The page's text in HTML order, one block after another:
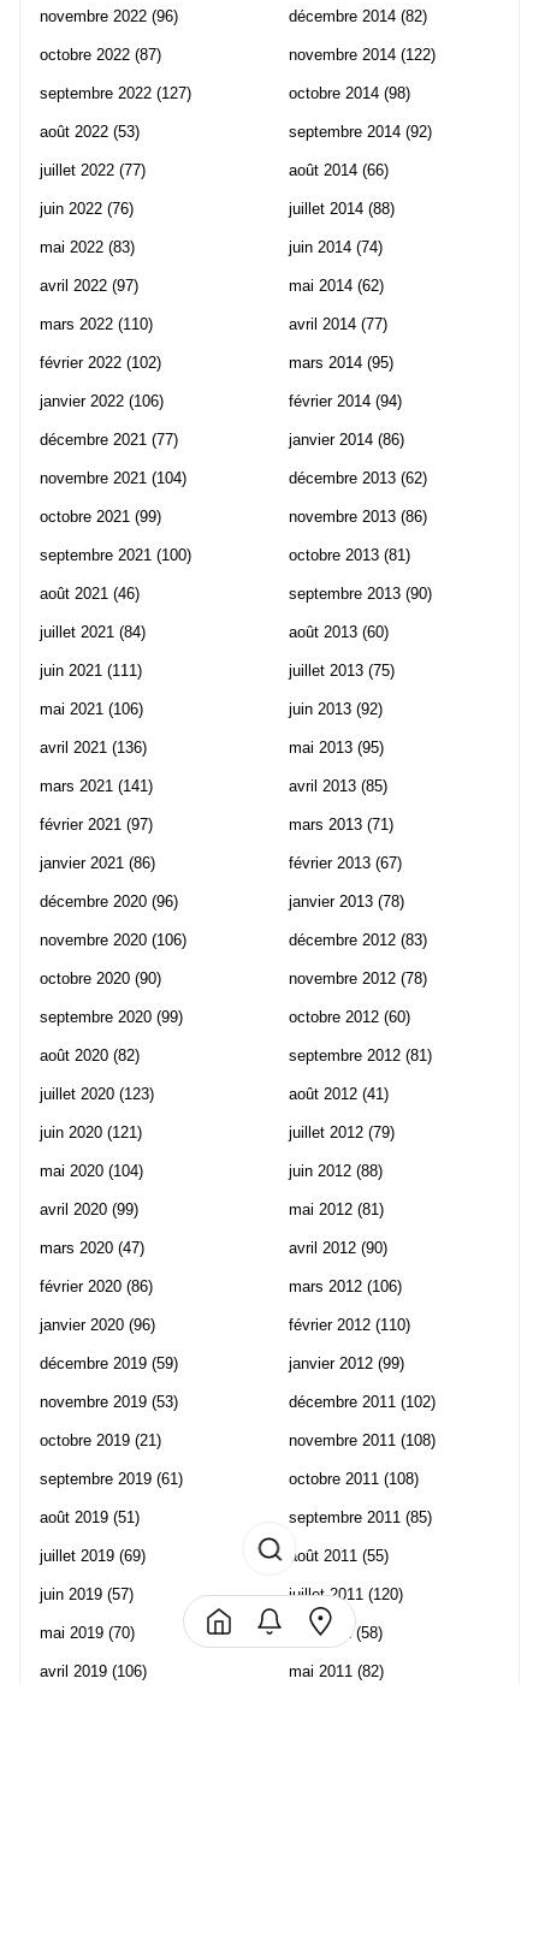
novembre 2022 (96)
octobre 2022 (87)
septembre 2022 (127)
août 2022 (53)
juillet 2022 (77)
juin 2022 (76)
mai 2022 (83)
avril 2022 (97)
mars 2022 (110)
février 2022 (102)
janvier 2022 (106)
décembre 2021 (77)
novembre 2021 (104)
octobre 2021 (99)
septembre 2021 (100)
août 2021 (46)
juillet 2021 (84)
juin 2021 (111)
mai 2021 (106)
avril 2021 (136)
mars 2021 (141)
février 2021 (97)
janvier 2021 (86)
décembre 2020 (96)
novembre 2020 (106)
octobre 2020 (90)
septembre 2020 (99)
août 2020 (82)
juillet 2020 (123)
juin 2020 (121)
mai 2020 (104)
avril 2020 (99)
mars 2020 (47)
février 2020 (86)
janvier 2020 (96)
décembre 2019 (59)
novembre 2019 (53)
octobre 2019 (21)
septembre 2019 (61)
août 2019 (51)
juillet 2019 (69)
juin 2019 (57)
mai 2019 (70)
avril 2019 (106)
décembre 2014 (82)
novembre 2014 (122)
octobre 2014 (98)
septembre 2014 (92)
août 2014 (66)
juillet 2014 (88)
juin 2014 (74)
mai 2014 (62)
avril 2014 (77)
mars 2014 (95)
février 2014 (94)
janvier 2014 (86)
décembre 2013 (62)
novembre 2013 (86)
octobre 2013 (81)
septembre 2013 (90)
août 2013 (60)
juillet 2013 (75)
juin 2013 (92)
mai 2013 (95)
avril 2013 (85)
mars 2013 (71)
février 2013 (67)
janvier 2013 (78)
décembre 2012 (83)
novembre 2012 (78)
octobre 2012 (60)
septembre 2012 (81)
août 2012 (41)
juillet 2012 (79)
juin 2012 (88)
mai 2012 (81)
avril 2012 (90)
mars 2012 (106)
février 2012 (110)
janvier 2012 (99)
décembre 2011 (102)
novembre 2011 (108)
octobre 2011 (108)
septembre 2011 (85)
août 2011 (55)
juillet 2011 (120)
juin 2011(58)
mai 2011 (82)